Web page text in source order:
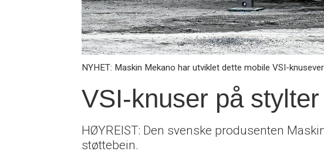
NYHET: Maskin Mekano har utviklet dette mobile VSI-
VSI-knuser på stylter
HØYREIST: Den svenske produsenten
støttebein.